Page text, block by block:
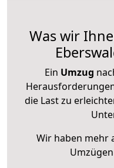
Was wir
Ein Umzug
die Last zu
Wir haben mehr